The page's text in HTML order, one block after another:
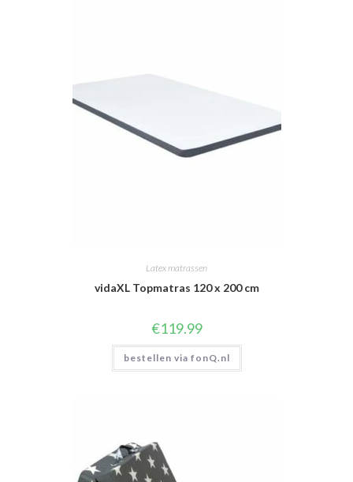
Latex matrassen
vidaXL Topmatras 120 x 200 cm
€119.99
bestellen via fonQ.nl